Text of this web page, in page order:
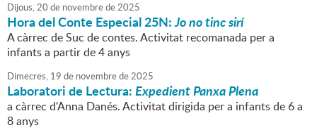
Dijous,20 de novembrede2025
Hora del Conte Especial 25N:Jo no tinc sirí
A càrrec de Suc de contes. Activitat recomanada per a
infants a partir de 4 anys
Dimecres, 19 de novembrede2025
Laboratori de Lectura:Expedient Panxa Plena
a càrrec d'Anna Danés. Activitat dirigida per a infants de 6 a
8 anys